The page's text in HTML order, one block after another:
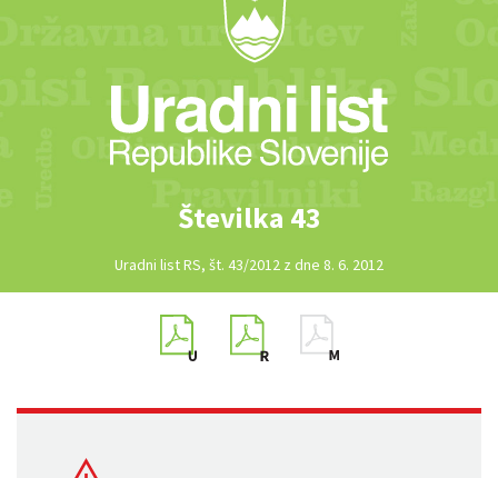
Številka 43
Uradni list RS, št. 43/2012 z dne 8. 6. 2012